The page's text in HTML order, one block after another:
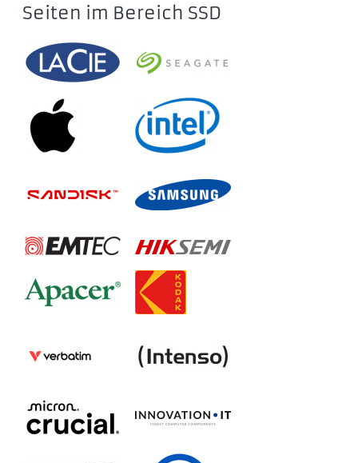
Seiten im Bereich SSD